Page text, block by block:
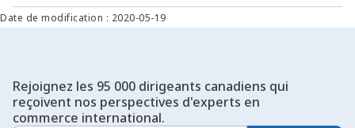
Date de modification : 2020-05-19
Rejoignez les 95 000 dirigeants canadiens qui
reçoivent nos perspectives d'experts en
commerce international.